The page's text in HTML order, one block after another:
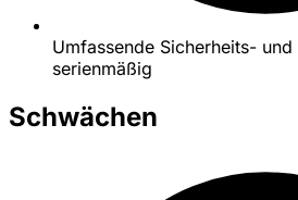
Umfassende Sicherheits-
serienmäßig
Schwächen